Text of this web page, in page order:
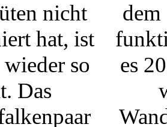
nicht
hat, ist
so
Das
es